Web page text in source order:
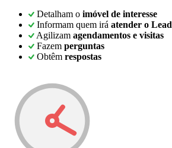
Detalham o imóvel de interesse
Informam quem irá atender o Lead
Agilizam agendamentos e visitas
Fazem perguntas
Obtêm respostas